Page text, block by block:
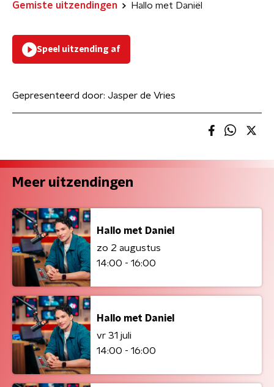
Gemiste uitzendingen Hallo met Daniël
Speel uitzending af
Gepresenteerd door: Jasper de Vries
Meer uitzendingen
Hallo met Daniel
zo 2 augustus
14:00 - 16:00
Hallo met Daniel
vr 31 juli
14:00 - 16:00